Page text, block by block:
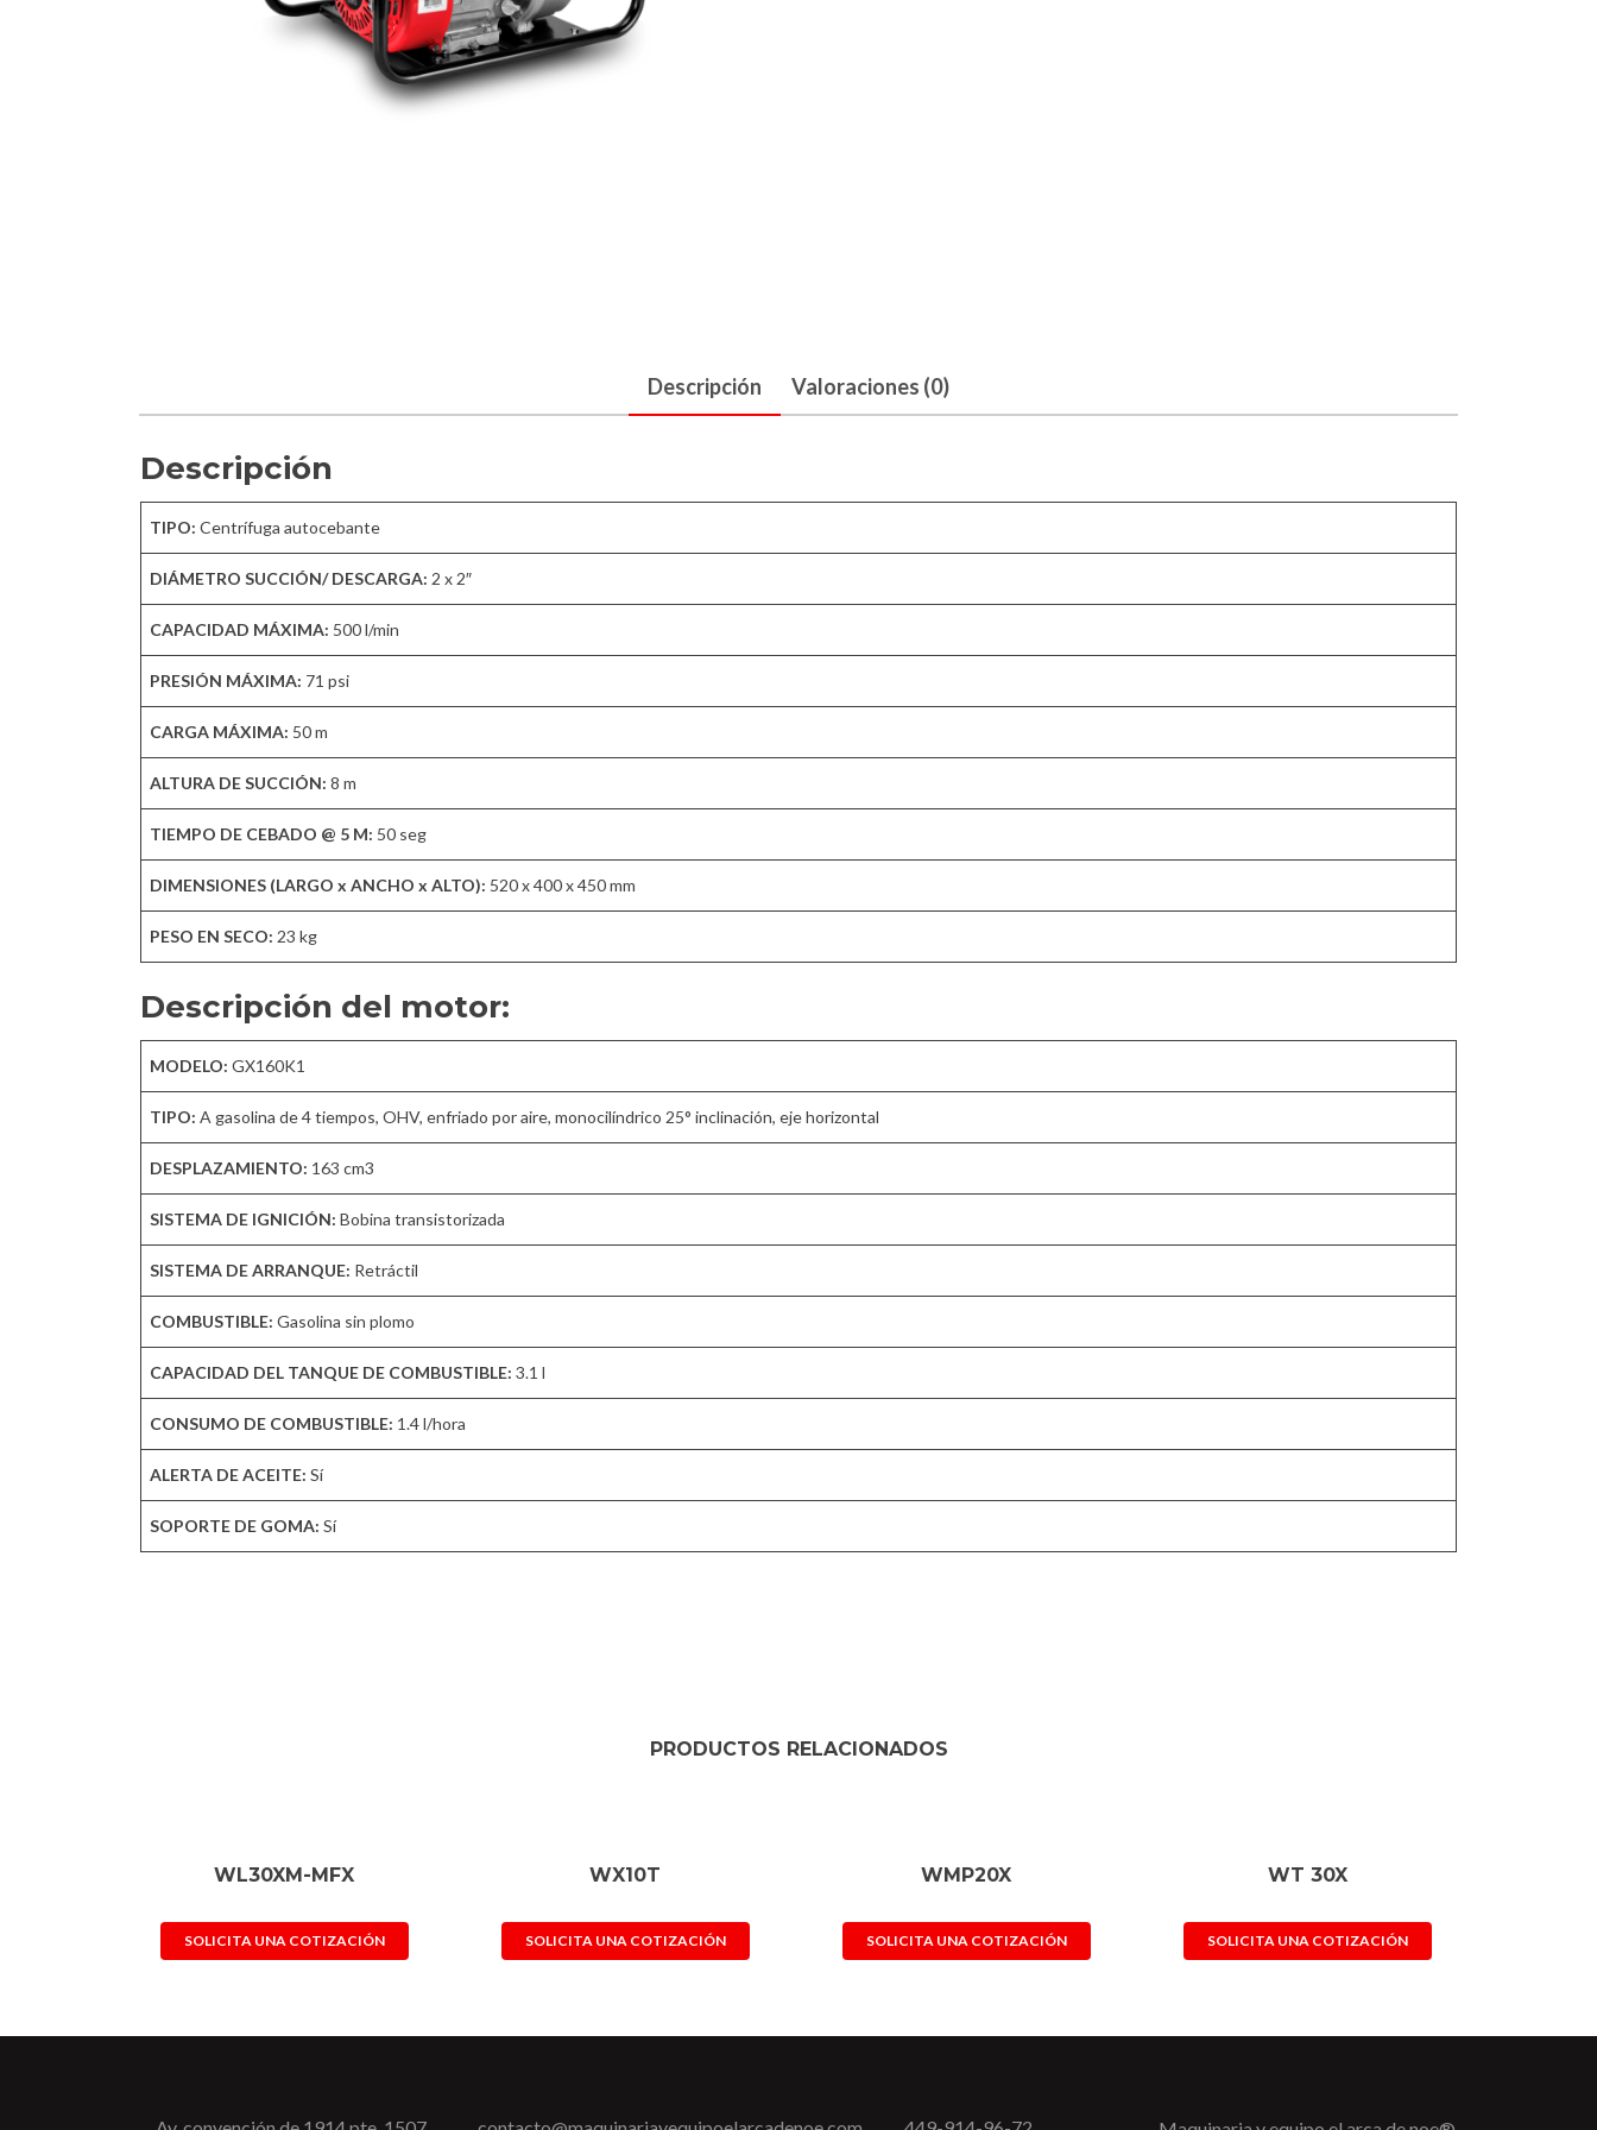
Descripción Valoraciones (0)
Descripción
TIPO: Centrífuga autocebante
DIÁMETRO SUCCIÓN/ DESCARGA: 2 x 2″
CAPACIDAD MÁXIMA: 500 l/min
PRESIÓN MÁXIMA: 71 psi
CARGA MÁXIMA: 50 m
ALTURA DE SUCCIÓN: 8 m
TIEMPO DE CEBADO @ 5 M: 50 seg
DIMENSIONES (LARGO x ANCHO x ALTO): 520 x 400 x 450 mm
PESO EN SECO: 23 kg
Descripción del motor:
MODELO: GX160K1
TIPO: A gasolina de 4 tiempos, OHV, enfriado por aire, monocilíndrico 25° inclinación, eje horizontal
DESPLAZAMIENTO: 163 cm3
SISTEMA DE IGNICIÓN: Bobina transistorizada
SISTEMA DE ARRANQUE: Retráctil
COMBUSTIBLE: Gasolina sin plomo
CAPACIDAD DEL TANQUE DE COMBUSTIBLE: 3.1 l
CONSUMO DE COMBUSTIBLE: 1.4 l/hora
ALERTA DE ACEITE: Sí
SOPORTE DE GOMA: Sí
PRODUCTOS RELACIONADOS
WL30XM-MFX
SOLICITA UNA COTIZACIÓN
WX10T
SOLICITA UNA COTIZACIÓN
WMP20X
SOLICITA UNA COTIZACIÓN
WT 30X
SOLICITA UNA COTIZACIÓN